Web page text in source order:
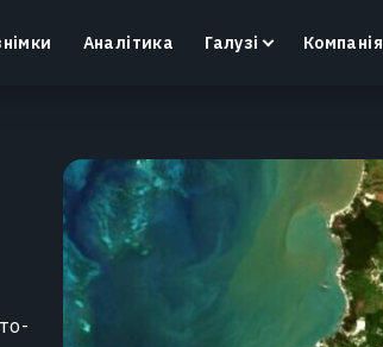
Monitoring
посівів та полів за допомогою
платформи для точного
Аналітика Галузі Компанія